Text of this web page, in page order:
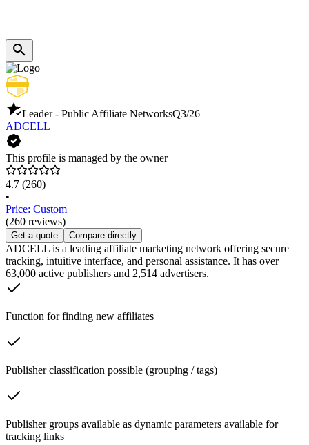
Leader - Public Affiliate NetworksQ3/26
ADCELL
This profile is managed by the owner
4.7 (260)
•
Price: Custom
(260 reviews)
Get a quote Compare directly
ADCELL is a leading affiliate marketing network offering secure
tracking, intuitive interface, and personal assistance. It has over
63,000 active publishers and 2,514 advertisers.
Function for finding new affiliates
Publisher classification possible (grouping / tags)
Publisher groups available as dynamic parameters available for
tracking links